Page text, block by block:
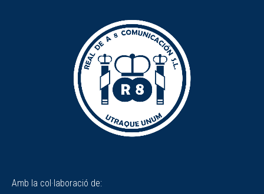
Amb la col·laboració de: